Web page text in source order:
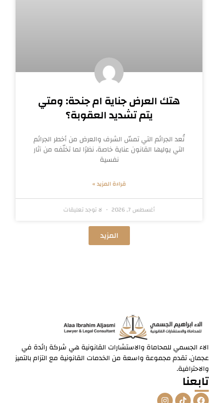
هتك العرض جناية ام جنحة: ومتي
يتم تشديد العقوبة؟
تُعد الجرائم التي تمسّ الشرف والعرض من أخطر الجرائم
التي يوليها القانون عناية خاصة، نظرًا لما تخلّفه من آثار
نفسية
قراءة المزيد »
أغسطس 7, 2026 لا توجد تعليقات
المزيد
الاء الجسمي للمحاماة والاستشارات القانونية هي شركة رائدة في
عجمان، تقدم مجموعة واسعة من الخدمات القانونية مع التزام بالتميز
والاحترافية.
تابعنا
F
T
I